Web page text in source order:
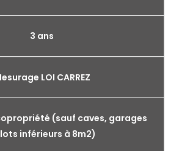
3 ans
LOI CARREZ
(sauf caves, garages
inférieurs à 8m2)